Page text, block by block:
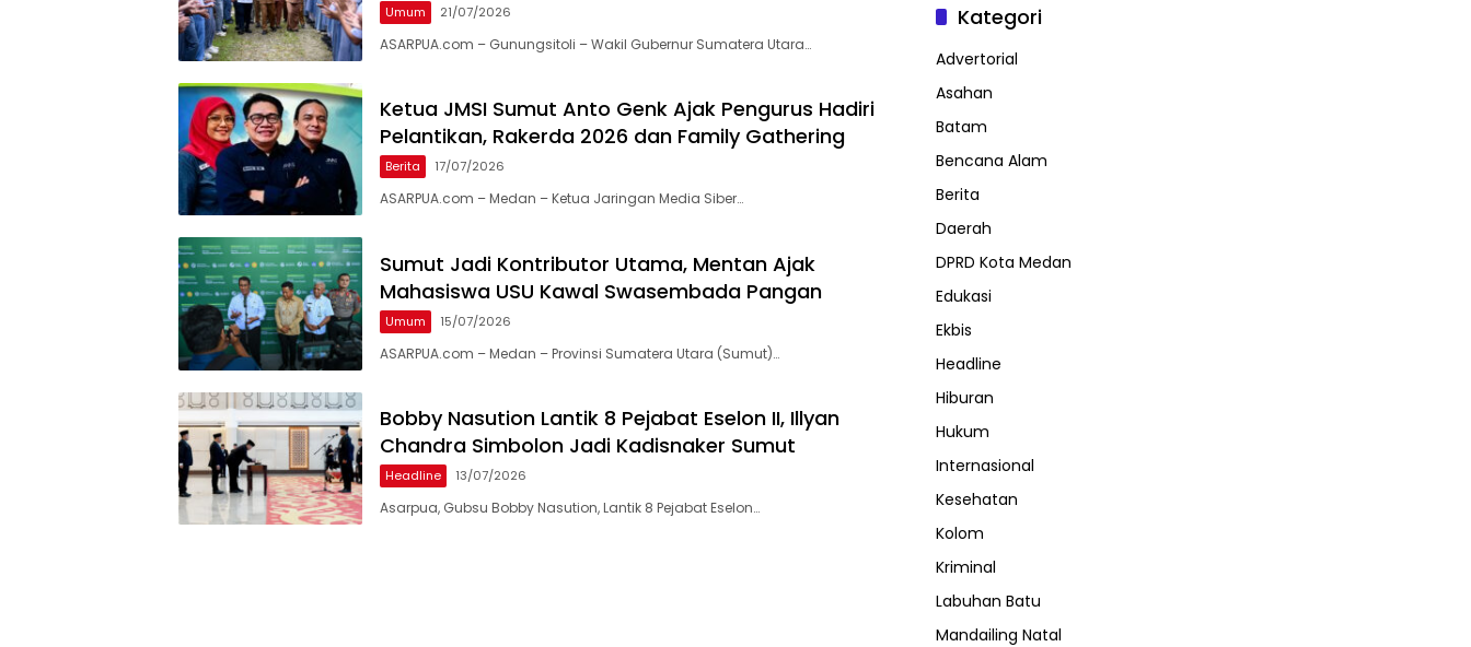
Umum 21/07/2026
ASARPUA.com – Gunungsitoli – Wakil Gubernur Sumatera Utara…
Ketua JMSI Sumut Anto Genk Ajak Pengurus Hadiri
Pelantikan, Rakerda 2026 dan Family Gathering
Berita 17/07/2026
ASARPUA.com – Medan – Ketua Jaringan Media Siber…
Sumut Jadi Kontributor Utama, Mentan Ajak
Mahasiswa USU Kawal Swasembada Pangan
Umum 15/07/2026
ASARPUA.com – Medan – Provinsi Sumatera Utara (Sumut)…
Bobby Nasution Lantik 8 Pejabat Eselon II, Illyan
Chandra Simbolon Jadi Kadisnaker Sumut
Headline 13/07/2026
Asarpua, Gubsu Bobby Nasution, Lantik 8 Pejabat Eselon…
Kategori
Advertorial
Asahan
Batam
Bencana Alam
Berita
Daerah
DPRD Kota Medan
Edukasi
Ekbis
Headline
Hiburan
Hukum
Internasional
Kesehatan
Kolom
Kriminal
Labuhan Batu
Mandailing Natal